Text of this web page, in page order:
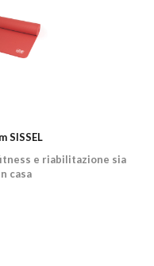
SISSEL
e riabilitazione sia
casa